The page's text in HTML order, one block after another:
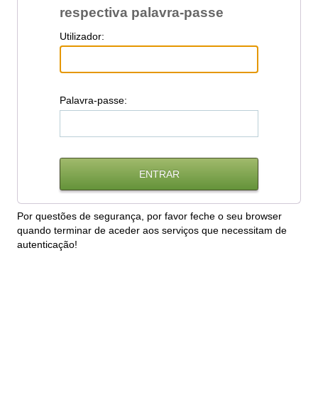
respectiva palavra-passe
Utilizador:
Palavra-passe:
Por questões de segurança, por favor feche o seu browser
quando terminar de aceder aos serviços que necessitam de
autenticação!